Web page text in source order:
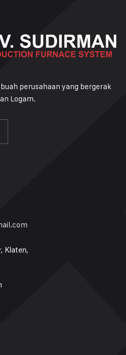
perusahaan yang bergerak
Logam.
Klaten,